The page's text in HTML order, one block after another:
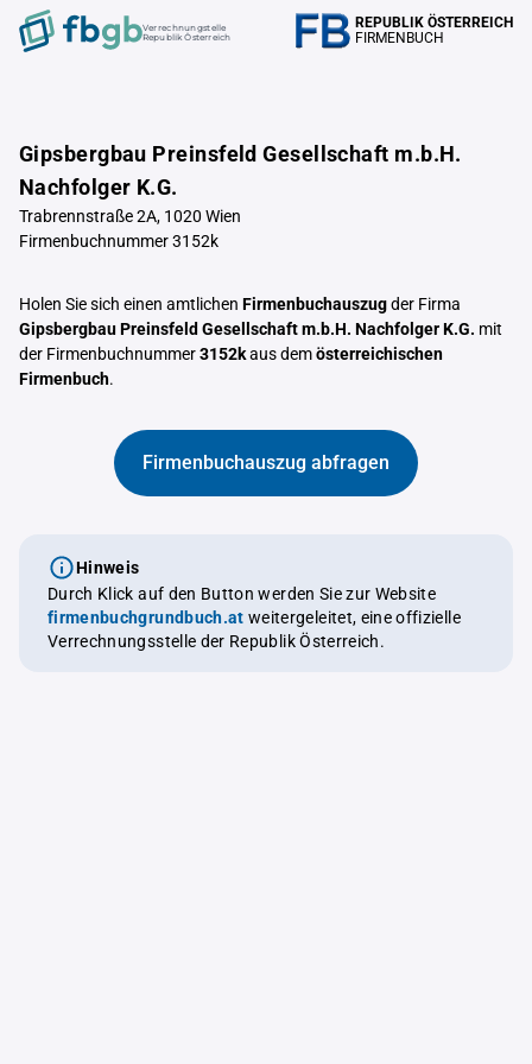
Verrechnungstelle
Republik Österreich
REPUBLIK ÖSTERREICH
FIRMENBUCH
Gipsbergbau Preinsfeld Gesellschaft m.b.H.
Nachfolger K.G.
Trabrennstraße 2A, 1020 Wien
Firmenbuchnummer 3152k
Holen Sie sich einen amtlichen Firmenbuchauszugder Firma
Gipsbergbau Preinsfeld Gesellschaft m.b.H. Nachfolger K.G. mit
der Firmenbuchnummer3152kaus demösterreichischen
Firmenbuch.
Firmenbuchauszug abfragen
Hinweis
Durch Klick auf den Button werden Sie zur Website
firmenbuchgrundbuch.at weitergeleitet, eine offizielle
Verrechnungsstelle der Republik Österreich.